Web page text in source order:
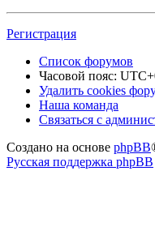
Регистрация
Список форумов
Часовой пояс:
Удалить cookies
Наша команда
Связаться с
Создано на основе phpBB
Русская поддержка phpBB